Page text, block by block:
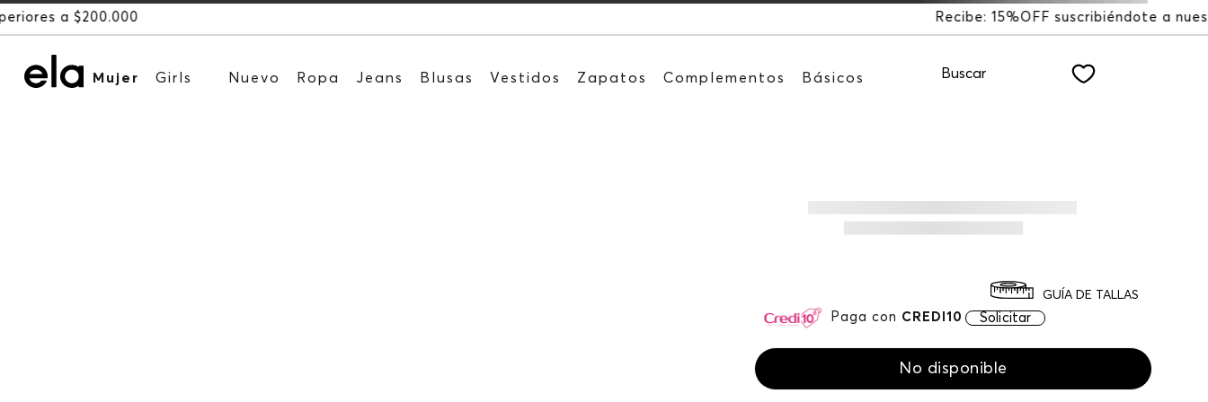
Recibe: 15%OFF suscribiéndote a nuestro NEWSLETTER
Mujer Girls Nuevo Ropa Jeans Blusas Vestidos Zapatos Complementos Básicos Buscar
Paga con CREDI10 Solicitar
GUÍA DE TALLAS
No disponible